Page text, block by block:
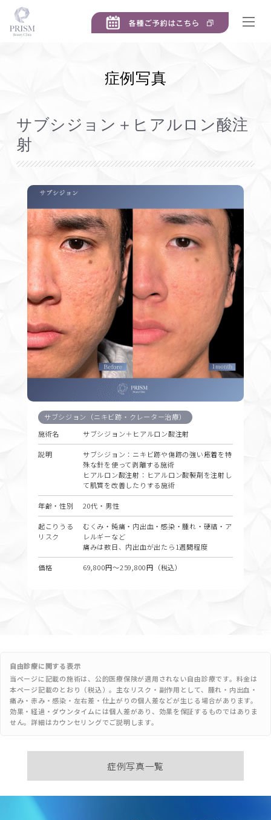
症例写真
サブシジョン＋ヒアルロン酸注
射
サブシジョン（ニキビ跡・クレーター治療）
施術名
サブシジョン＋ヒアルロン酸注射
説明
サブシジョン：ニキビ跡や傷跡の強い癒着を特
殊な針を使って剥離する施術
ヒアルロン酸注射：ヒアルロン酸製剤を注射し
て肌質を改善したりする施術
年齢・性別 20代・男性
起こりうる
リスク
むくみ・鈍痛・内出血・感染・腫れ・硬結・ア
レルギーなど
痛みは数日、内出血が出たら1週間程度
価格 69,800円〜259,800円（税込）
自由診療に関する表示
当ページに記載の施術は、公的医療保険が適用されない自由診療です。料金は
本ページ記載のとおり（税込）。主なリスク・副作用として、腫れ・内出血・
痛み・赤み・感染・左右差・仕上がりの個人差などが生じる場合があります。
効果・経過・ダウンタイムには個人差があり、効果を保証するものではありま
せん。詳細はカウンセリングでご説明します。
症例写真一覧